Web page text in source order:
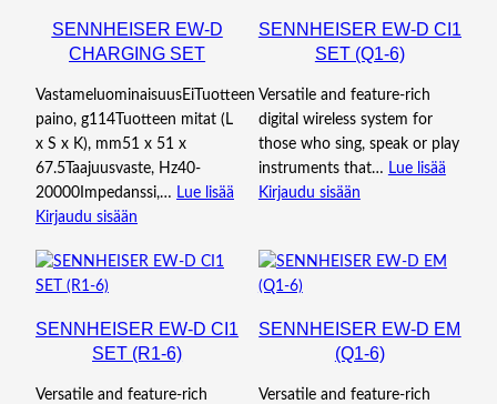
SENNHEISER EW-D
CHARGING SET
VastameluominaisuusEiTuotteen
paino, g114Tuotteen mitat (L
x S x K), mm51 x 51 x
67.5Taajuusvaste, Hz40-
20000Impedanssi,… Lue lisää
Kirjaudu sisään
SENNHEISER EW-D CI1
SET (Q1-6)
Versatile and feature-rich
digital wireless system for
those who sing, speak or play
instruments that… Lue lisää
Kirjaudu sisään
SENNHEISER EW-D CI1
SET (R1-6)
Versatile and feature-rich
SENNHEISER EW-D EM
(Q1-6)
Versatile and feature-rich